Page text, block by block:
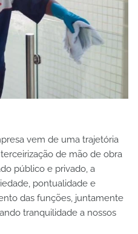
vem de uma trajetória
de mão de obra
público e privado, a
pontualidade e
das funções, juntamente
tranquilidade a nossos